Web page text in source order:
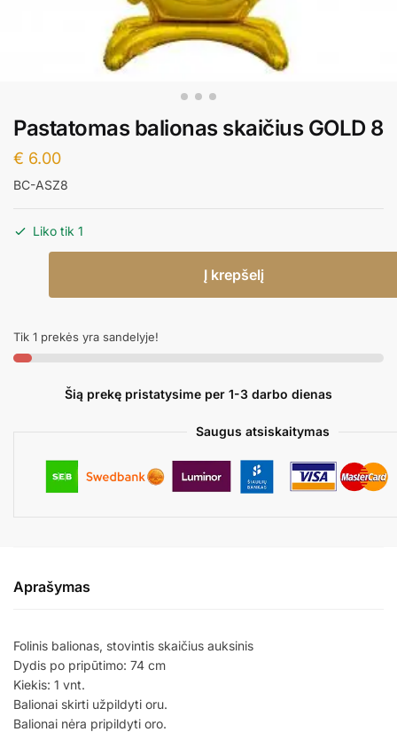
Pastatomas balionas skaičius GOLD 8
€ 6.00
BC-ASZ8
Liko tik 1
skaičius
GOLD
Į krepšelį
Tik 1 prekės yra sandelyje!
Šią prekę pristatysime per 1-3 darbo dienas
Saugus atsiskaitymas
Aprašymas
Folinis balionas, stovintis skaičius auksinis
Dydis po pripūtimo: 74 cm
Kiekis: 1 vnt.
Balionai skirti užpildyti oru.
Balionai nėra pripildyti oro.